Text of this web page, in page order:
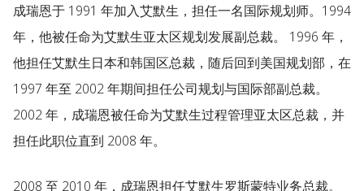
成瑞恩于 1991 年加入艾默生，担任一名国际规划师。1994
年，他被任命为艾默生亚太区规划发展副总裁。 1996 年，
他担任艾默生日本和韩国区总裁，随后回到美国规划部，在
1997 年至 2002 年期间担任公司规划与国际部副总裁。
2002 年，成瑞恩被任命为艾默生过程管理亚太区总裁，并
担任此职位直到 2008 年。
2008 至 2010 年，成瑞恩担任艾默生罗斯蒙特业务总裁。